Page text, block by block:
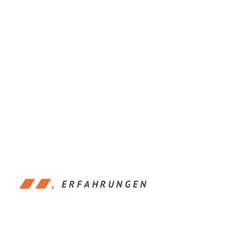
ERFAHRUNGEN